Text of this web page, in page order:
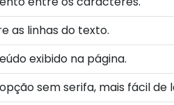
as linhas do texto.
exibido na página.
sem serifa, mais fácil de